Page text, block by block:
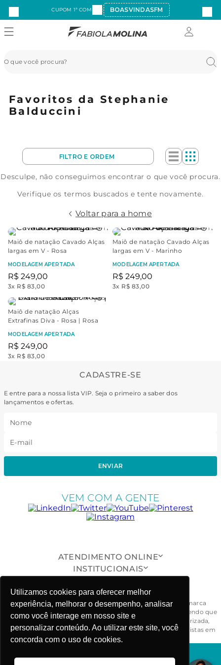
Utilizamos cookies para oferecer melhor
experiência, melhorar o desempenho, analisar
como você interage em nosso site e
personalizar conteúdo. Ao utilizar este site, você
concorda com o uso de cookies.
CUPOM 1ª COMPRA: BOASVINDASFM
Favoritos da Stephanie
Balduccini
Desculpe, não conseguimos encontrar o que você procura.
Verifique os termos buscados e tente novamente.
Voltar para a home
Maiô de natação Cavado Alças
largas em V - Rosa
MODELAGEM APERTADA
R$ 249,00
3x R$ 83,00
Maiô de natação Cavado Alças
largas em V - Marinho
MODELAGEM APERTADA
R$ 249,00
3x R$ 83,00
Maiô de natação Alças
Extrafinas Diva - Rosa | Rosa
MODELAGEM APERTADA
R$ 249,00
3x R$ 83,00
CADASTRE-SE
E entre para a nossa lista VIP. Seja o primeiro a saber dos
lançamentos e ofertas.
ENVIAR
VEM COM A GENTE
ATENDIMENTO ONLINE
INSTITUCIONAIS
ONDE ESTAMOS
Todas as peças, modelos, desenhos, design e formas da marca
Fabiola Molina® são exclusivos e devidamente protegidos, sendo que
a sua reprodução, imitação ou cópia, de maneira não autorizada,
ensejarão ao responsável às penalidades civil e criminal previstas em
lei. - CNPJ: 03.781.919/0001-58